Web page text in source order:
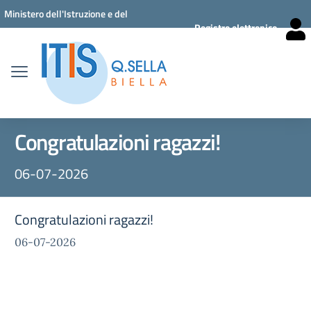
Vai ai contenuti
Vai al menu di navigazione
Vai al footer
Ministero dell'Istruzione e del
Registro elettronico
Congratulazioni ragazzi!
06-07-2026
Congratulazioni ragazzi!
06-07-2026